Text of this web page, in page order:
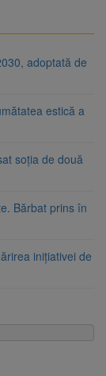
adoptată de
estică a
soția de două
Bărbat prins în
inițiativei de